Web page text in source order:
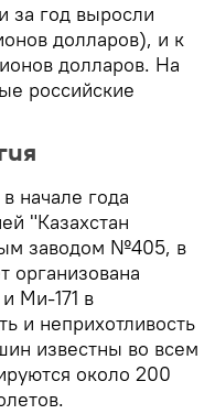
за год выросли
долларов), и к
долларов. На
российские
начале года
"Казахстан
заводом №405, в
организована
Ми-171 в
и неприхотливость
известны во всем
около 200